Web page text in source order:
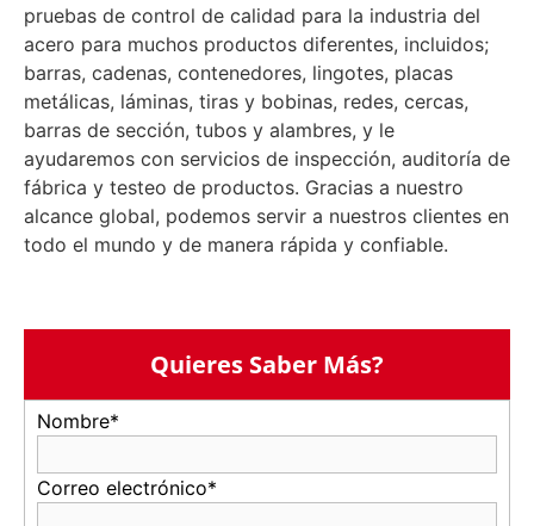
pruebas de control de calidad para la industria del
acero para muchos productos diferentes, incluidos;
barras, cadenas, contenedores, lingotes, placas
metálicas, láminas, tiras y bobinas, redes, cercas,
barras de sección, tubos y alambres, y le
ayudaremos con servicios de inspección, auditoría de
fábrica y testeo de productos. Gracias a nuestro
alcance global, podemos servir a nuestros clientes en
todo el mundo y de manera rápida y confiable.
Quieres Saber Más?
Nombre*
Correo electrónico*